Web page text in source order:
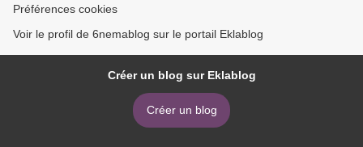
Préférences cookies
Voir le profil de 6nemablog sur le portail Eklablog
Créer un blog sur Eklablog
Créer un blog